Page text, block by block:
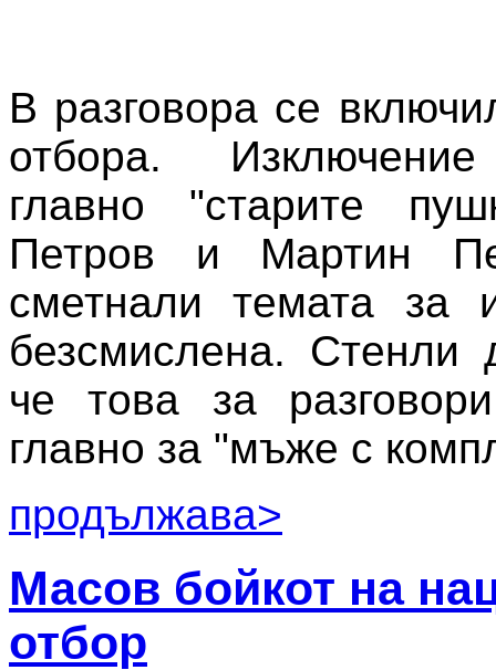
В разговора се
отбора.
главно "старите
Петров и Мартин
сметнали темата за
безсмислена. Стенли
че това за
главно за "мъже с
продължава>
Масов бойкот на
отбор